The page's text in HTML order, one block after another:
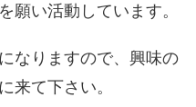
願い活動しています。
なりますので、興味の
来て下さい。